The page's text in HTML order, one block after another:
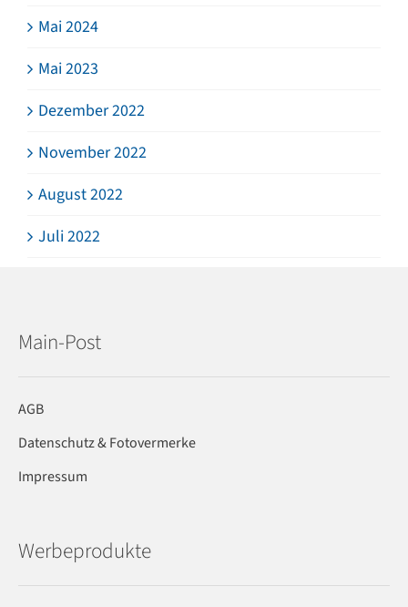
Mai 2024
Mai 2023
Dezember 2022
November 2022
August 2022
Juli 2022
Main-Post
AGB
Datenschutz & Fotovermerke
Impressum
Werbeprodukte